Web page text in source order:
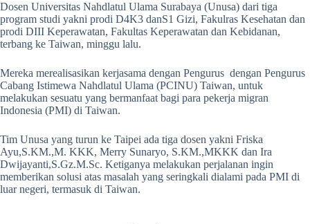
Dosen Universitas Nahdlatul Ulama Surabaya (Unusa) dari tiga
program studi yakni prodi D4K3 danS1 Gizi, Fakulras Kesehatan dan
prodi DIII Keperawatan, Fakultas Keperawatan dan Kebidanan,
terbang ke Taiwan, minggu lalu.
Mereka merealisasikan kerjasama dengan Pengurus dengan Pengurus
Cabang Istimewa Nahdlatul Ulama (PCINU) Taiwan, untuk
melakukan sesuatu yang bermanfaat bagi para pekerja migran
Indonesia (PMI) di Taiwan.
Tim Unusa yang turun ke Taipei ada tiga dosen yakni Friska
Ayu,S.KM.,M. KKK, Merry Sunaryo, S.KM.,MKKK dan Ira
Dwijayanti,S.Gz.M.Sc. Ketiganya melakukan perjalanan ingin
memberikan solusi atas masalah yang seringkali dialami pada PMI di
luar negeri, termasuk di Taiwan.